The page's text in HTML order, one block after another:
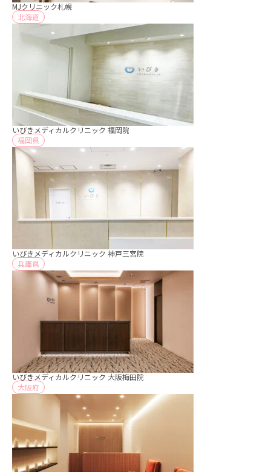
MJクリニック札幌
北海道
いびきメディカルクリニック 福岡院
福岡県
いびきメディカルクリニック 神戸三宮院
兵庫県
いびきメディカルクリニック 大阪梅田院
大阪府